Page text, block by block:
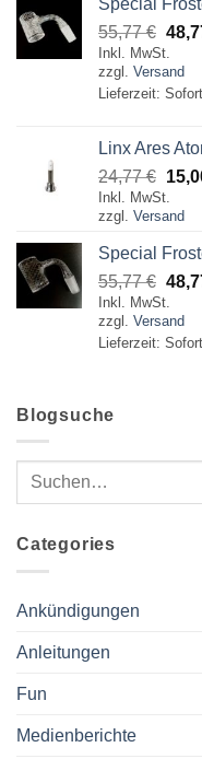
55,77€
Preis
war:
Inkl. MwSt.
zzgl. Versand
Lieferzeit:
Linx Ares
24,77€
Preis
war:
Inkl. MwSt.
zzgl. Versand
Special
55,77€
Preis
war:
Inkl. MwSt.
zzgl. Versand
Lieferzeit:
Blogsuche
Categories
Ankündigungen
Anleitungen
Fun
Medienberichte